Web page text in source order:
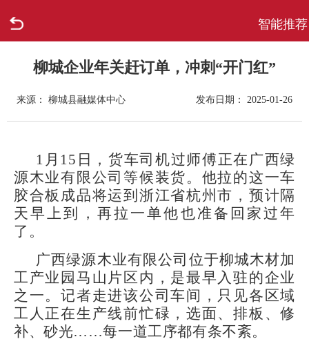
智能推荐
走进柳城
新闻中心
网上办事
互动回应
数据专题
柳城企业年关赶订单，冲刺“开门红”
来源： 柳城县融媒体中心 发布日期： 2025-01-26
1月15日，货车司机过师傅正在广西绿
源木业有限公司等候装货。他拉的这一车
胶合板成品将运到浙江省杭州市，预计隔
天早上到，再拉一单他也准备回家过年
了。
广西绿源木业有限公司位于柳城木材加
工产业园马山片区内，是最早入驻的企业
之一。记者走进该公司车间，只见各区域
工人正在生产线前忙碌，选面、排板、修
补、砂光……每一道工序都有条不紊。